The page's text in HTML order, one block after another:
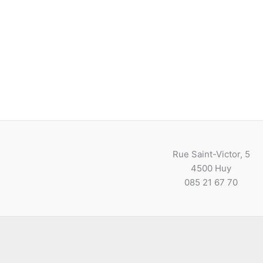
Rue Saint-Victor, 5
4500 Huy
085 21 67 70